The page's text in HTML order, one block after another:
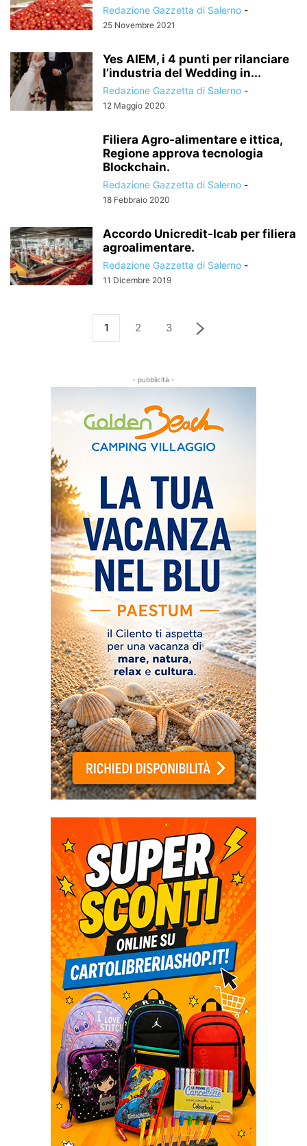
Redazione Gazzetta di Salerno -
25 Novembre 2021
Yes AIEM, i 4 punti per rilanciare
l’industria del Wedding in...
Redazione Gazzetta di Salerno -
12 Maggio 2020
Filiera Agro-alimentare e ittica,
Regione approva tecnologia
Blockchain.
Redazione Gazzetta di Salerno -
18 Febbraio 2020
Accordo Unicredit-Icab per filiera
agroalimentare.
Redazione Gazzetta di Salerno -
11 Dicembre 2019
1 2 3
- pubblicità -